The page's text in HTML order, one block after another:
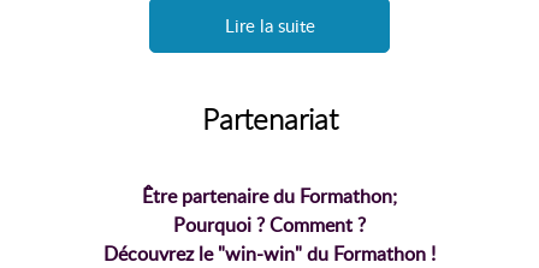
Lire la suite
Partenariat
Être partenaire du Formathon;
Pourquoi ? Comment ?
Découvrez le "win-win" du Formathon !